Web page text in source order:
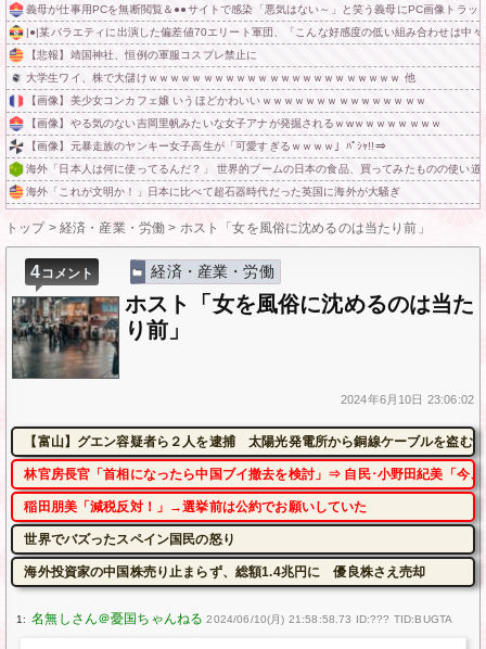
義母が仕事用PCを無断閲覧＆●●サイトで感染「悪気はない～」と笑う義母にPC画像トラ
|●|某バラエティに出演した偏差値70エリート軍団、「こんな好感度の低い組み合わせは中
【悲報】靖国神社、恒例の軍服コスプレ禁止に
大学生ワイ、株で大儲けｗｗｗｗｗｗｗｗｗｗｗｗｗｗｗｗｗｗｗｗｗｗｗ 他
【画像】美少女コンカフェ嬢 いうほどかわいいｗｗｗｗｗｗｗｗｗｗｗｗｗｗｗ
【画像】やる気のない吉岡里帆みたいな女子アナが発掘されるｗwｗｗｗｗｗｗｗｗ
【画像】元暴走族のヤンキー女子高生が「可愛すぎるｗｗｗｗ」ﾊﾟｼｬ!!⇒
海外「日本人は何に使ってるんだ？」 世界的ブームの日本の食品、買ってみたものの使い道
海外「これが文明か！」日本に比べて超石器時代だった英国に海外が大騒ぎ
トップ> 経済・産業・労働 > ホスト「女を風俗に沈めるのは当たり前」
4コメント 経済・産業・労働
ホスト「女を風俗に沈めるのは当た
り前」
2024年6月10日 23:06:02
【富山】グエン容疑者ら２人を逮捕 太陽光発電所から銅線ケーブルを盗む
林官房長官「首相になったら中国ブイ撤去を検討」⇒ 自民･小野田紀美「今
稲田朋美「減税反対！」→選挙前は公約でお願いしていた
世界でバズったスペイン国民の怒り
海外投資家の中国株売り止まらず、総額1.4兆円に 優良株さえ売却
1: 2024/06/10(月) 21:58:58.73 ID:??? TID:BUGTA